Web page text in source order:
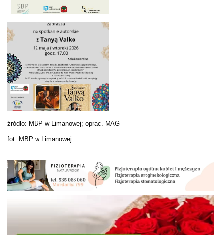
źródło: MBP w Limanowej; oprac. MAG
fot. MBP w Limanowej